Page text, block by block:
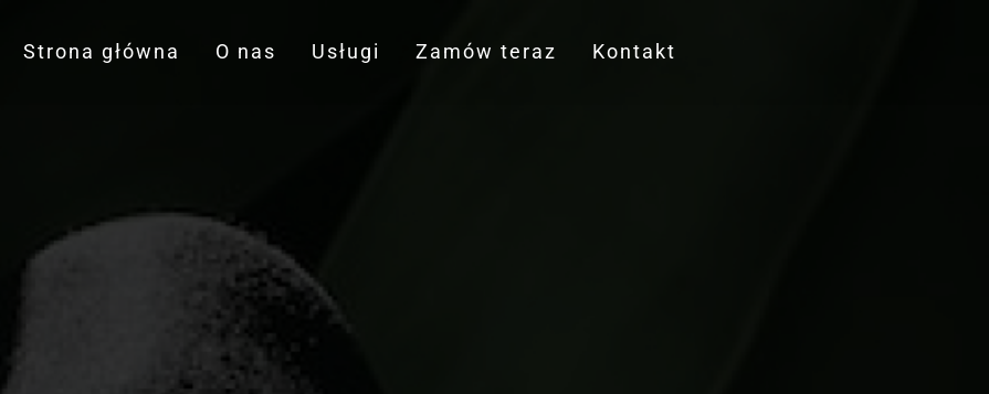
Strona główna O nas Usługi Zamów teraz Kontakt